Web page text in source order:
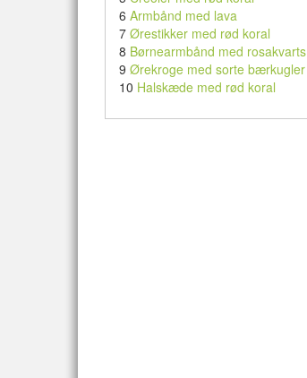
6 Armbånd med lava
7 Ørestikker med rød koral
8 Børnearmbånd med rosakvarts
9 Ørekroge med sorte bærkugler
10 Halskæde med rød koral